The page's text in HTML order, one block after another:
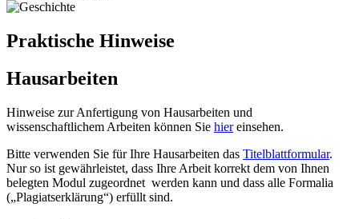
Praktische Hinweise
Hausarbeiten
Hinweise zur Anfertigung von Hausarbeiten und
wissenschaftlichem Arbeiten können Sie hiereinsehen.
Bitte verwenden Sie für Ihre Hausarbeiten das Titelblattformular.
Nur so ist gewährleistet, dass Ihre Arbeit korrekt dem von Ihnen
belegten Modul zugeordnet werden kann und dass alle Formalia
(„Plagiatserklärung“) erfüllt sind.